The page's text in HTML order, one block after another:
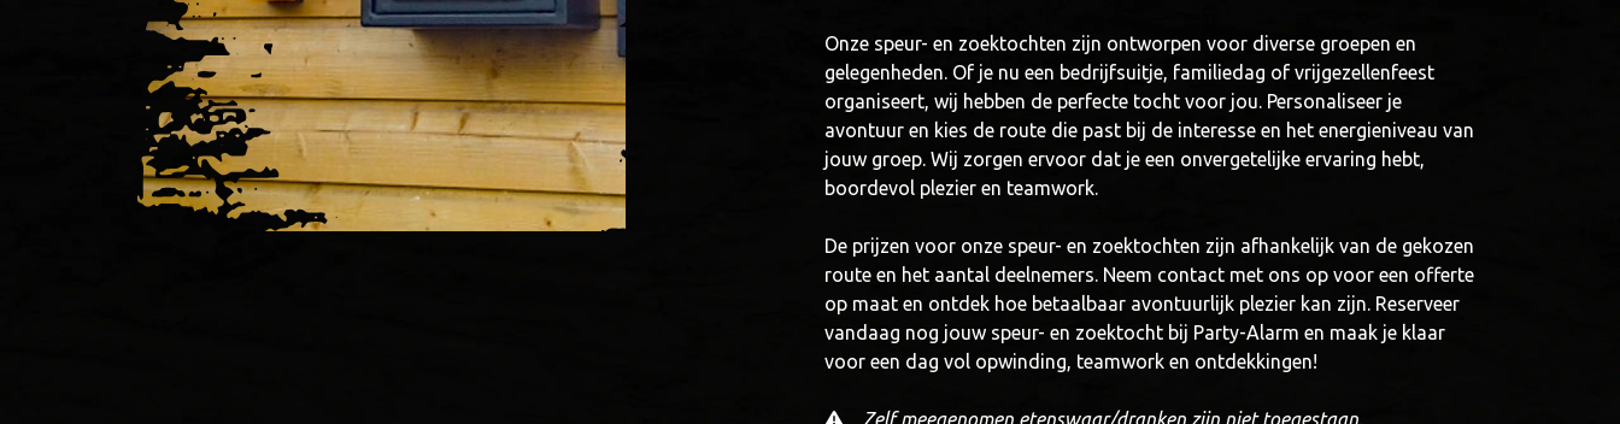
Onze speur- en zoektochten zijn ontworpen voor diverse groepen en
gelegenheden. Of je nu een bedrijfsuitje, familiedag of vrijgezellenfeest
organiseert, wij hebben de perfecte tocht voor jou. Personaliseer je
avontuur en kies de route die past bij de interesse en het energieniveau van
jouw groep. Wij zorgen ervoor dat je een onvergetelijke ervaring hebt,
boordevol plezier en teamwork.
De prijzen voor onze speur- en zoektochten zijn afhankelijk van de gekozen
route en het aantal deelnemers. Neem contact met ons op voor een offerte
op maat en ontdek hoe betaalbaar avontuurlijk plezier kan zijn. Reserveer
vandaag nog jouw speur- en zoektocht bij Party-Alarm en maak je klaar
voor een dag vol opwinding, teamwork en ontdekkingen!
Zelf meegenomen etenswaar/dranken zijn niet toegestaan.